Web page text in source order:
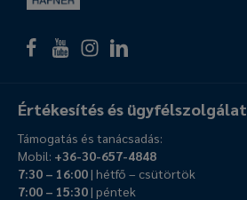
Értékesítés és ügyfélszolgálat
Támogatás és tanácsadás:
Mobil: +36-30-657-4848
7:30 – 16:00| hétfő – csütörtök
7:00 – 15:30| péntek